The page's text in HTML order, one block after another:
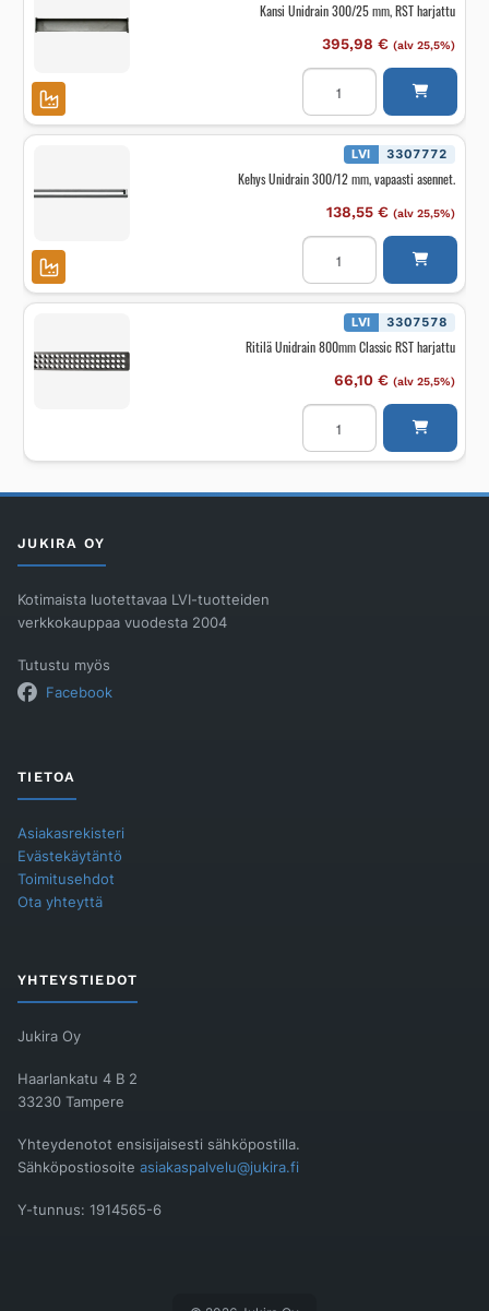
Kansi Unidrain 300/25 mm, RST harjattu
395,98 € (alv 25,5%)
Kansi
Unidrain
300/25
mm,
RST
harjattu
määrä
LVI 3307772
Kehys Unidrain 300/12 mm, vapaasti asennet.
138,55 € (alv 25,5%)
Kehys
Unidrain
300/12
mm,
vapaasti
asennet.
määrä
LVI 3307578
Ritilä Unidrain 800mm Classic RST harjattu
66,10 € (alv 25,5%)
Ritilä
Unidrain
800mm
Classic
määrä
JUKIRA OY
Kotimaista luotettavaa LVI-tuotteiden
verkkokauppaa vuodesta 2004
Tutustu myös
Facebook
TIETOA
Asiakasrekisteri
Evästekäytäntö
Toimitusehdot
Ota yhteyttä
YHTEYSTIEDOT
Jukira Oy
Haarlankatu 4 B 2
33230 Tampere
Yhteydenotot ensisijaisesti sähköpostilla.
Sähköpostiosoite asiakaspalvelu@jukira.fi
Y-tunnus: 1914565-6